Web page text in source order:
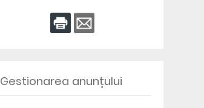
Gestionarea anunțului